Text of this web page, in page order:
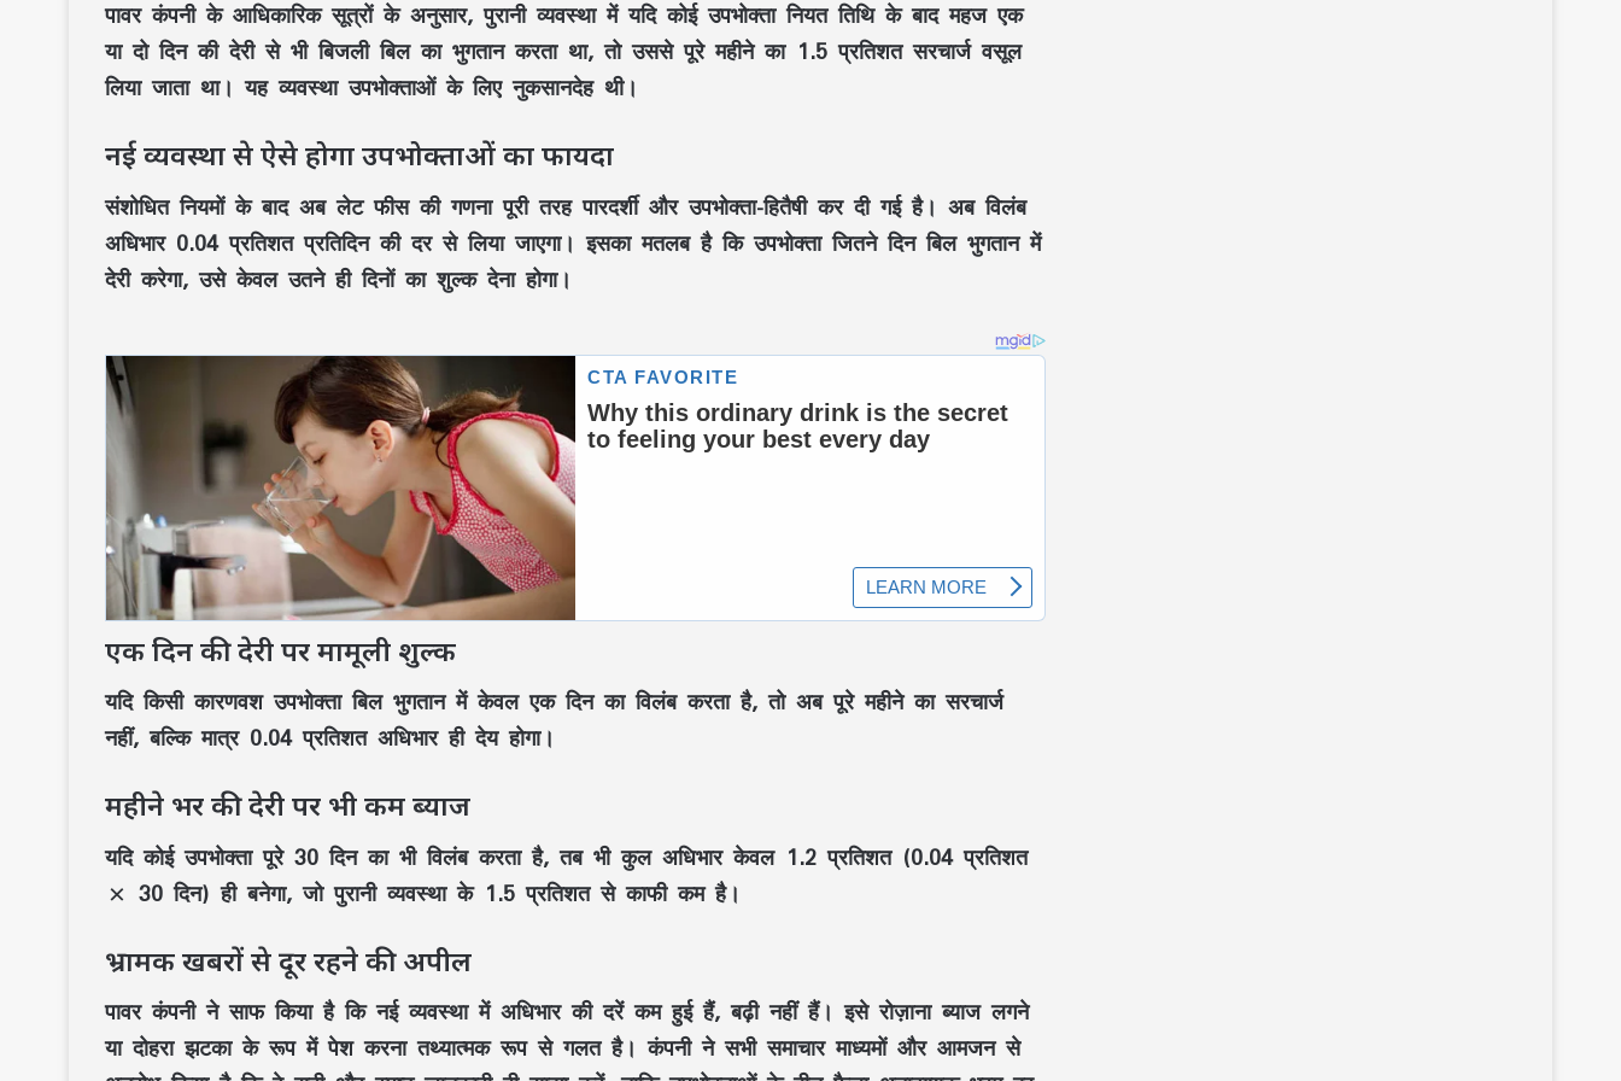
पावर कंपनीके आधिकारिक सूत्रों के अनुसार,पुरानी व्यवस्थामें यदि कोईउपभोक्ता नियत तिथिके बाद महजएक
या दो दिनकी देरी से भीबिजली बिलका भुगतान करता था, तो उससेपूरे महीने का 1.5 प्रतिशत सरचार्जवसूल
लिया जाता था। यह व्यवस्थाउपभोक्ताओंके लिए नुकसानदेह थी।
नई व्यवस्था से ऐसे होगा उपभोक्ताओं का फायदा
संशोधित नियमोंके बाद अबलेट फीसकी गणना पूरी तरहपारदर्शीऔरउपभोक्ता-हितैषीकर दी गई है। अबविलंब
अधिभार 0.04 प्रतिशत प्रतिदिनकी दर से लिया जाएगा। इसका मतलब है किउपभोक्ताजितने दिनबिल भुगतानमें
देरी करेगा, उसे केवल उतने ही दिनों का शुल्क देना होगा।
एक दिन की देरी पर मामूली शुल्क
यदि किसी कारणवशउपभोक्ता बिल भुगतानमें केवलएक दिनका विलंब करता है, तो अबपूरे महीने का सरचार्ज
नहीं, बल्कि मात्र 0.04 प्रतिशत अधिभारही देय होगा।
महीने भर की देरी पर भी कम ब्याज
यदि कोईउपभोक्तापूरे 30 दिनका भी विलंब करता है, तब भी कुल अधिभारकेवल 1.2 प्रतिशत (0.04 प्रतिशत
× 30 दिन) ही बनेगा, जोपुरानी व्यवस्था के 1.5 प्रतिशतसे काफी कम है।
भ्रामक खबरों से दूर रहने की अपील
पावर कंपनीने साफ किया है किनई व्यवस्थामेंअधिभार की दरेंकम हुई हैं, बढ़ी नहीं हैं। इसेरोज़ाना ब्याजलगने
यादोहरा झटकाके रूप में पेश करनातथ्यात्मक रूप से गलतहै। कंपनी ने सभीसमाचार माध्यमोंऔर आमजनसे
CM साय का ‘लोकल टू ग्लोबल’ मिशन: ‘कोशल
फैब’ की लॉन्चिंग, बुनकरों को 10.90 करोड़ की